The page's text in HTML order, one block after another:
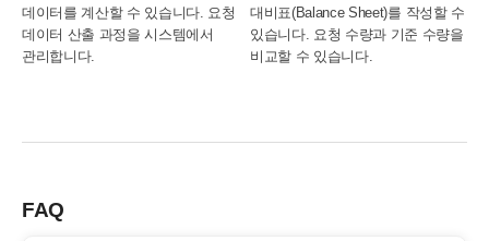
데이터를 계산할 수 있습니다. 요청
데이터 산출 과정을 시스템에서
관리합니다.
대비표(Balance Sheet)를 작성할 수
있습니다. 요청 수량과 기준 수량을
비교할 수 있습니다.
FAQ